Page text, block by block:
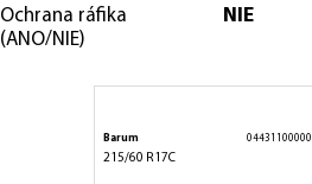
Ochrana ráfika
(ANO/NIE)
NIE
Barum 04431100000
215/60 R17C